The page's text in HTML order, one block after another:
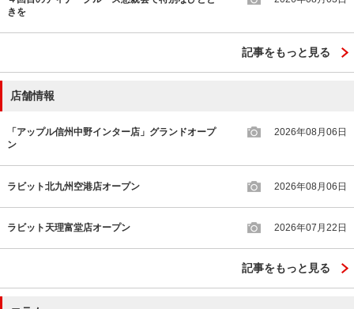
きを
記事をもっと見る
店舗情報
「アップル信州中野インター店」グランドオープ
ン
2026年08月06日
ラビット北九州空港店オープン 2026年08月06日
ラビット天理富堂店オープン 2026年07月22日
記事をもっと見る